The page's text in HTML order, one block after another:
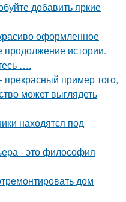
добавить яркие
оформленное
продолжение истории.
….
прекрасный пример того,
может выглядеть
находятся под
- это философия
дом